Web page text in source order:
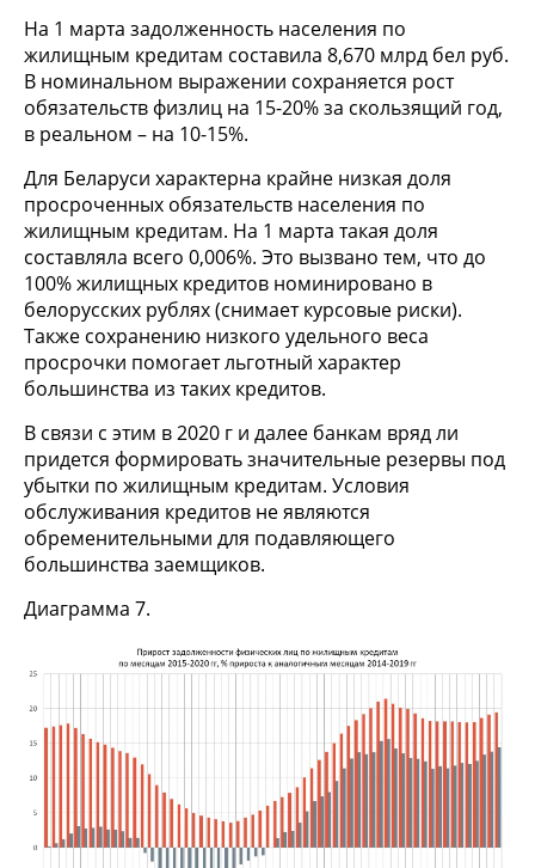
На 1 марта задолженность населения по
жилищным кредитам составила 8,670 млрд бел руб.
В номинальном выражении сохраняется рост
обязательств физлиц на 15-20% за скользящий год,
в реальном – на 10-15%.
Для Беларуси характерна крайне низкая доля
просроченных обязательств населения по
жилищным кредитам. На 1 марта такая доля
составляла всего 0,006%. Это вызвано тем, что до
100% жилищных кредитов номинировано в
белорусских рублях (снимает курсовые риски).
Также сохранению низкого удельного веса
просрочки помогает льготный характер
большинства из таких кредитов.
В связи с этим в 2020 г и далее банкам вряд ли
придется формировать значительные резервы под
убытки по жилищным кредитам. Условия
обслуживания кредитов не являются
обременительными для подавляющего
большинства заемщиков.
Диаграмма 7.